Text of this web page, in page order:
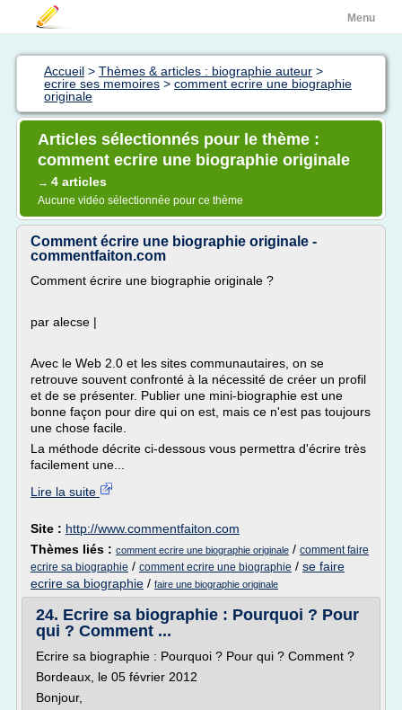
Menu
Accueil > Thèmes & articles : biographie auteur >
ecrire ses memoires > comment ecrire une biographie
originale
Articles sélectionnés pour le thème :
comment ecrire une biographie originale
→ 4 articles
Aucune vidéo sélectionnée pour ce thème
Comment écrire une biographie originale -
commentfaiton.com
Comment écrire une biographie originale ?
par alecse |
Avec le Web 2.0 et les sites communautaires, on se
retrouve souvent confronté à la nécessité de créer un profil
et de se présenter. Publier une mini-biographie est une
bonne façon pour dire qui on est, mais ce n'est pas toujours
une chose facile.
La méthode décrite ci-dessous vous permettra d'écrire très
facilement une...
Lire la suite
Site : http://www.commentfaiton.com
Thèmes liés : comment ecrire une biographie originale / comment faire
ecrire sa biographie / comment ecrire une biographie / se faire
ecrire sa biographie / faire une biographie originale
24. Ecrire sa biographie : Pourquoi ? Pour
qui ? Comment ...
Ecrire sa biographie : Pourquoi ? Pour qui ? Comment ?
Bordeaux, le 05 février 2012
Bonjour,